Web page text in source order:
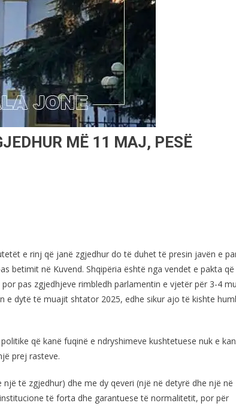
MË 11 MAJ, PESË
e rinj që janë zgjedhur do të duhet të presin javën e
betimit në Kuvend. Shqipëria është nga vendet e pakta që
pas zgjedhjeve rimbledh parlamentin e vjetër për 3-4
e dytë të muajit shtator 2025, edhe sikur ajo të kishte
që kanë fuqinë e ndryshimeve kushtetuese nuk e
prej rasteve.
të zgjedhur) dhe me dy qeveri (një në detyrë dhe një në
të forta dhe garantuese të normalitetit, por për